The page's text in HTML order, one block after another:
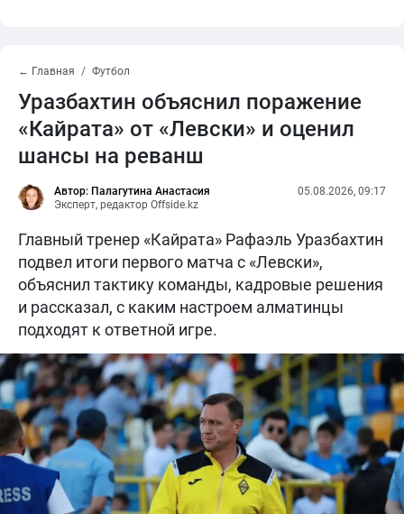
← Главная Футбол
Уразбахтин объяснил поражение
«Кайрата» от «Левски» и оценил
шансы на реванш
Автор: Палагутина Анастасия
Эксперт, редактор Offside.kz
05.08.2026, 09:17
Главный тренер «Кайрата» Рафаэль Уразбахтин
подвел итоги первого матча с «Левски»,
объяснил тактику команды, кадровые решения
и рассказал, с каким настроем алматинцы
подходят к ответной игре.